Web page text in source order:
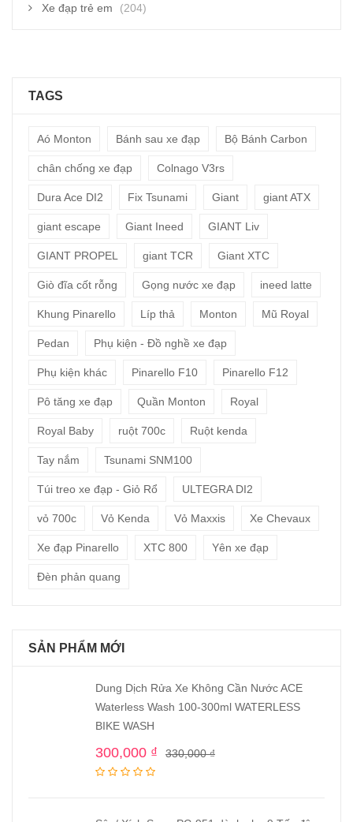
Xe đạp trẻ em
(204)
TAGS
Aó Monton Bánh sau xe đạp Bộ Bánh Carbon
chân chống xe đạp Colnago V3rs
Dura Ace DI2 Fix Tsunami Giant giant ATX
giant escape Giant Ineed GIANT Liv
GIANT PROPEL giant TCR Giant XTC
Giò đĩa cốt rỗng Gọng nước xe đạp ineed latte
Khung Pinarello Líp thả Monton Mũ Royal
Pedan Phụ kiện - Đồ nghề xe đạp
Phụ kiện khác Pinarello F10 Pinarello F12
Pô tăng xe đạp Quần Monton Royal
Royal Baby ruột 700c Ruột kenda
Tay nắm Tsunami SNM100
Túi treo xe đạp - Giỏ Rổ ULTEGRA DI2
vỏ 700c Vỏ Kenda Vỏ Maxxis Xe Chevaux
Xe đạp Pinarello XTC 800 Yên xe đạp
Đèn phản quang
SẢN PHẨM MỚI
Dung Dịch Rửa Xe Không Cần Nước ACE
Waterless Wash 100-300ml WATERLESS
BIKE WASH
330,000₫
300,000 ₫